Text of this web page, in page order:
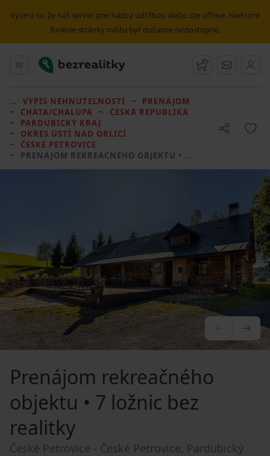
Vyzerá to, že náš server prechádza údržbou alebo ste offline. Niektoré
funkcie stránky môžu byť dočasne nedostupné.
Hlavné menu
Bezrealitky Strážny pes
Správy
VÝPIS NEHNUTEĽNOSTÍ
PRENÁJOM
CHATA/CHALUPA
ČESKÁ REPUBLIKA
PARDUBICKÝ KRAJ
OKRES ÚSTÍ NAD ORLICÍ
ČESKÉ PETROVICE
PRENÁJOM REKREAČNÉHO OBJEKTU • 7 LOŽNIC BEZ REALITKY
Prenájom rekreačného
objektu • 7 ložnic bez
realitky
České Petrovice - České Petrovice, Pardubický